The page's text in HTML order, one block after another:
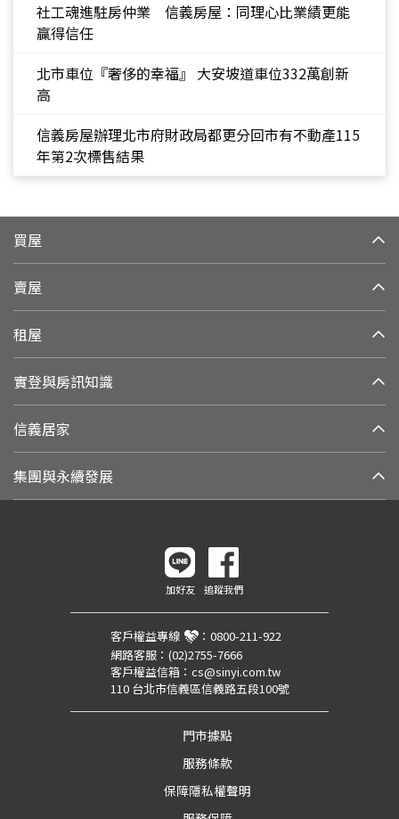
社工魂進駐房仲業 信義房屋：同理心比業績更能
贏得信任
北市車位『奢侈的幸福』 大安坡道車位332萬創新
高
信義房屋辦理北市府財政局都更分回市有不動產115
年第2次標售結果
買屋
賣屋
租屋
實登與房訊知識
信義居家
集團與永續發展
加好友 追蹤我們
客戶權益專線 ： 0800-211-922
網路客服： (02)2755-7666
客戶權益信箱： cs@sinyi.com.tw
110 台北市信義區信義路五段100號
門市據點
服務條款
保障隱私權聲明